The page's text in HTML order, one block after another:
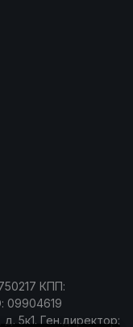
КПП:
09904619
5к1. Ген.директор: